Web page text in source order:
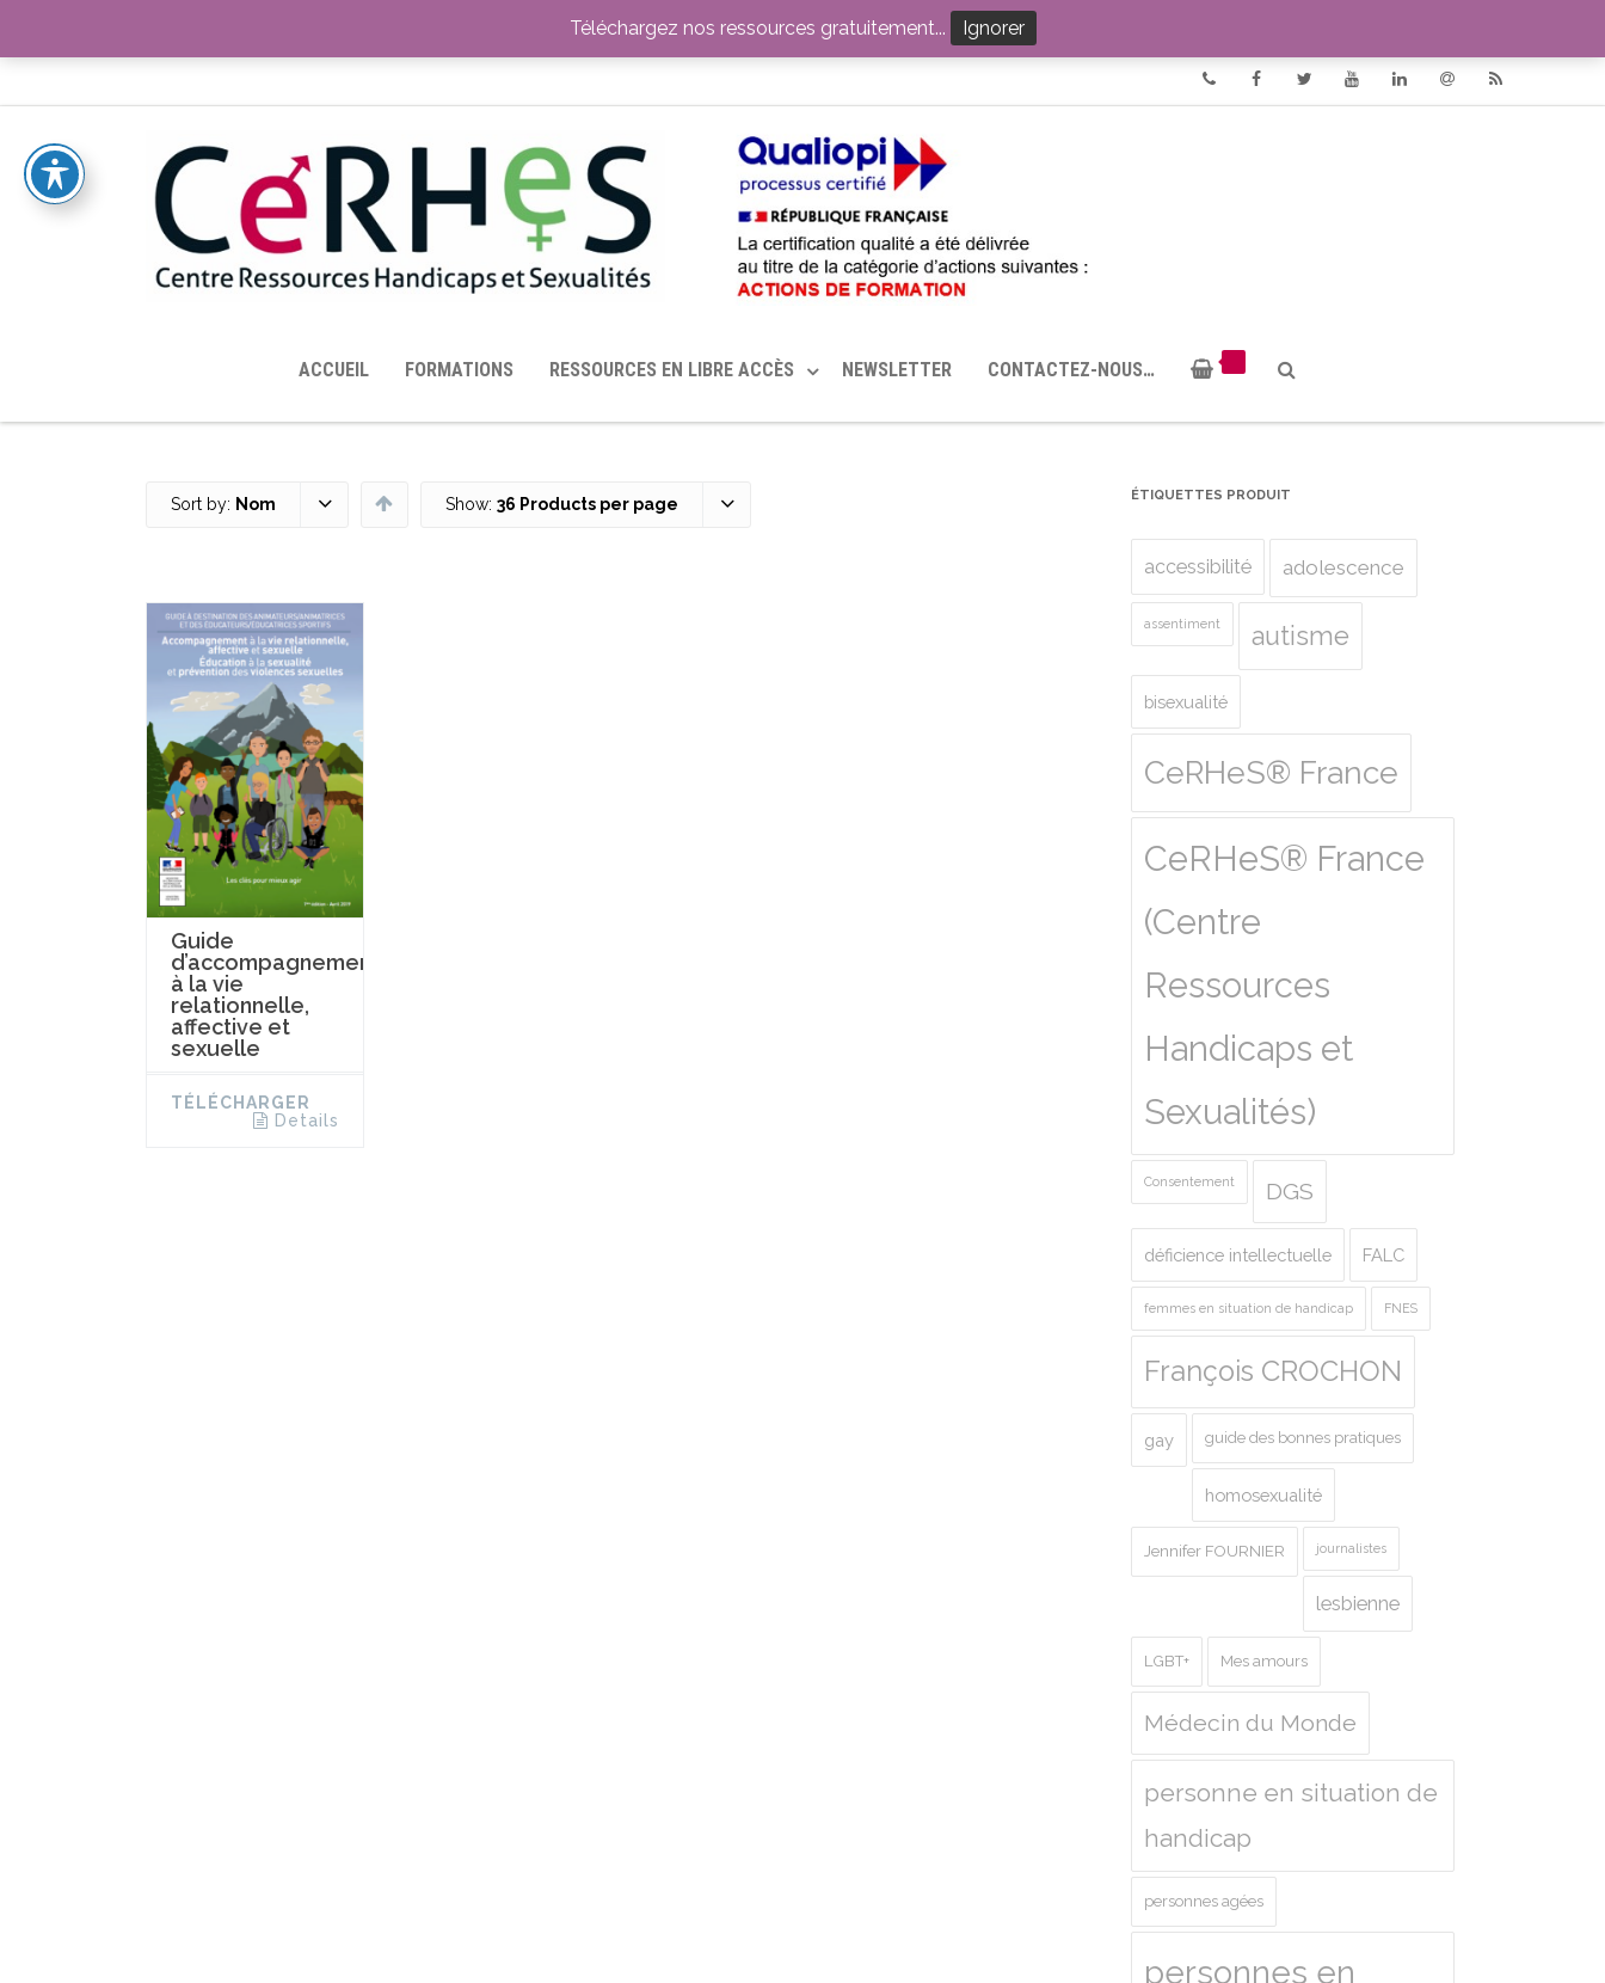
TOUTES LES RESSOURCES MISES À DISPOSITION PAR LE CERHES® FRANCE OUTILS EN SANTÉ SEXUELLE
ACCUEIL FORMATIONS RESSOURCES EN LIBRE ACCÈS NEWSLETTER CONTACTEZ-NOUS…
Sort by: Nom Show: 36 Products per page
Guide
d’accompagnement
à la vie
relationnelle,
affective et
sexuelle
TÉLÉCHARGER
Details
ÉTIQUETTES PRODUIT
accessibilité adolescence
assentiment autisme
bisexualité
CeRHeS® France
CeRHeS® France
(Centre
Ressources
Handicaps et
Sexualités)
Consentement DGS
déficience intellectuelle FALC
femmes en situation de handicap FNES
François CROCHON
gay guide des bonnes pratiques
homosexualité
Jennifer FOURNIER journalistes
lesbienne
LGBT+ Mes amours
Médecin du Monde
personne en situation de
handicap
personnes agées
personnes en
Téléchargez nos ressources gratuitement... Ignorer